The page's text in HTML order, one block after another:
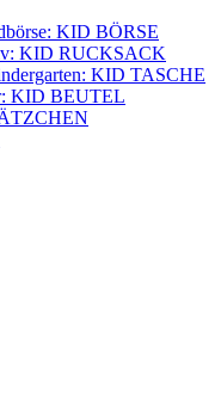
KID BÖRSE
KID RUCKSACK
KID TASCHE
KID BEUTEL